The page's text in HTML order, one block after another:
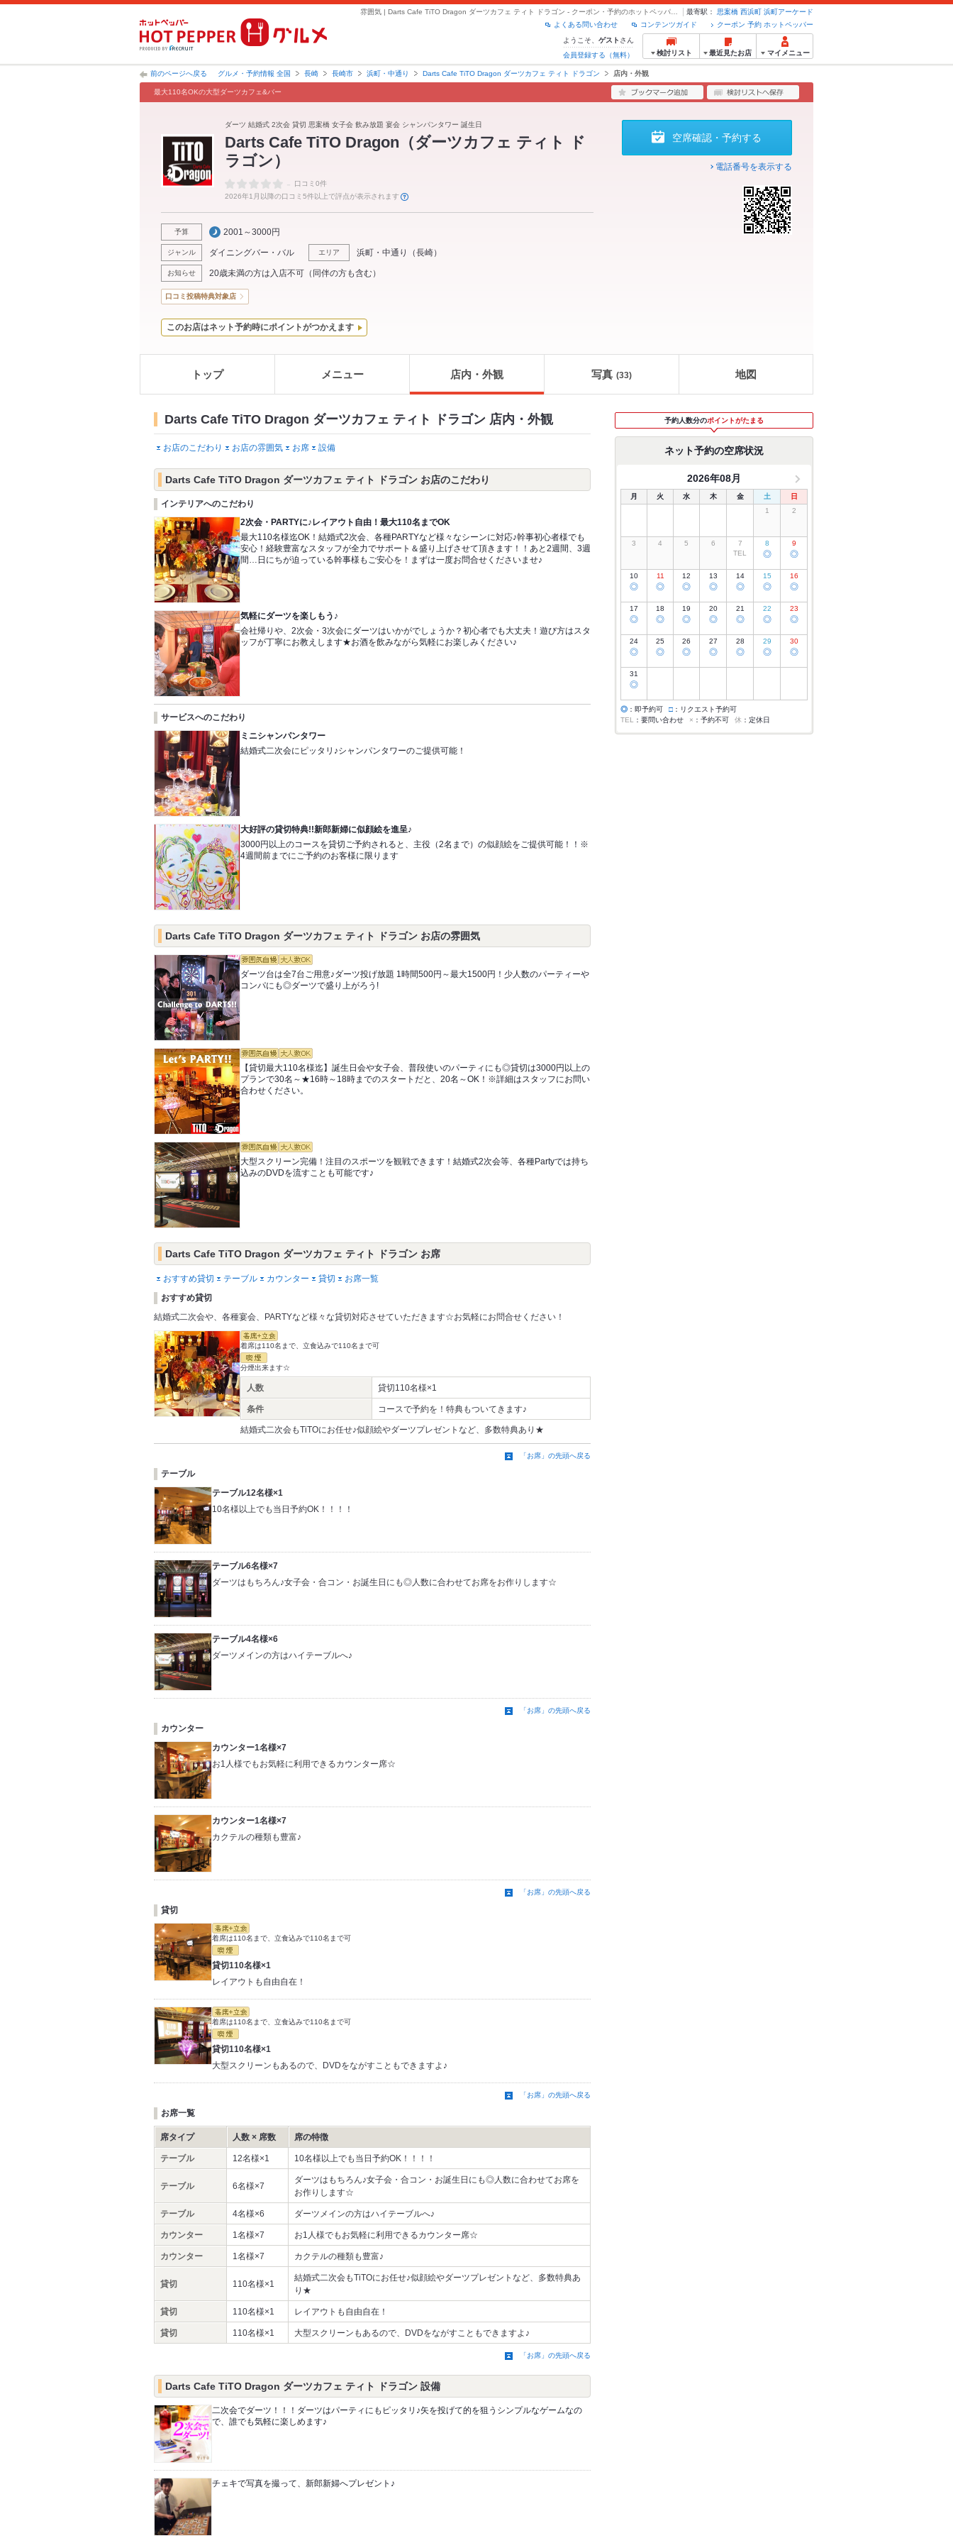
最寄駅： 思案橋 西浜町 浜町アーケード
クーポン 予約 ホットペッパー
コンテンツガイド
よくある問い合わせ
ようこそ、 ゲスト さん
会員登録する（無料）
検討リスト 最近見たお店 マイメニュー
前のページへ戻る グルメ・予約情報 全国 長崎 長崎市 浜町・中通り Darts Cafe TiTO Dragon ダーツカフェ ティト ドラゴン 店内・外観
最大110名OKの大型ダーツカフェ&バー
ダーツ 結婚式 2次会 貸切 思案橋 女子会 飲み放題 宴会 シャンパンタワー 誕生日
Darts Cafe TiTO Dragon（ダーツカフェ ティト ド
ラゴン）
-
口コミ0件
2026年1月以降の口コミ5件以上で評点が表示されます
予算 2001～3000円
ジャンル ダイニングバー・バル エリア 浜町・中通り （長崎）
お知らせ 20歳未満の方は入店不可（同伴の方も含む）
空席確認・予約する
電話番号を表示する
口コミ投稿特典対象店
このお店はネット予約時にポイントがつかえます
トップ メニュー 店内・外観 写真 (33) 地図
Darts Cafe TiTO Dragon ダーツカフェ ティト ドラゴン 店内・外観
お店のこだわり お店の雰囲気 お席 設備
Darts Cafe TiTO Dragon ダーツカフェ ティト ドラゴン お店のこだわり
インテリアへのこだわり
2次会・PARTYに♪レイアウト自由！最大110名までOK
最大110名様迄OK！結婚式2次会、各種PARTYなど様々なシーンに対応♪幹事初心者様でも
安心！経験豊富なスタッフが全力でサポート＆盛り上げさせて頂きます！！あと2週間、3週
間…日にちが迫っている幹事様もご安心を！まずは一度お問合せくださいませ♪
気軽にダーツを楽しもう♪
会社帰りや、2次会・3次会にダーツはいかがでしょうか？初心者でも大丈夫！遊び方はスタ
ッフが丁寧にお教えします★お酒を飲みながら気軽にお楽しみください♪
サービスへのこだわり
ミニシャンパンタワー
結婚式二次会にピッタリ♪シャンパンタワーのご提供可能！
大好評の貸切特典!!新郎新婦に似顔絵を進呈♪
3000円以上のコースを貸切ご予約されると、主役（2名まで）の似顔絵をご提供可能！！※
4週間前までにご予約のお客様に限ります
Darts Cafe TiTO Dragon ダーツカフェ ティト ドラゴン お店の雰囲気
ダーツ台は全7台ご用意♪ダーツ投げ放題 1時間500円～最大1500円！少人数のパーティーや
コンパにも◎ダーツで盛り上がろう!
【貸切最大110名様迄】誕生日会や女子会、普段使いのパーティにも◎貸切は3000円以上の
プランで30名～★16時～18時までのスタートだと、20名～OK！※詳細はスタッフにお問い
合わせください。
大型スクリーン完備！注目のスポーツを観戦できます！結婚式2次会等、各種Partyでは持ち
込みのDVDを流すことも可能です♪
Darts Cafe TiTO Dragon ダーツカフェ ティト ドラゴン お席
おすすめ貸切 テーブル カウンター 貸切
お席一覧
おすすめ貸切
結婚式二次会や、各種宴会、PARTYなど様々な貸切対応させていただきます☆お気軽にお問合せください！
着席は110名まで、立食込みで110名まで可
分煙出来ます☆
人数 貸切110名様×1
条件 コースで予約を！特典もついてきます♪
結婚式二次会もTiTOにお任せ♪似顔絵やダーツプレゼントなど、多数特典あり★
「お席」の先頭へ戻る
テーブル
テーブル12名様×1
10名様以上でも当日予約OK！！！！
テーブル6名様×7
ダーツはもちろん♪女子会・合コン・お誕生日にも◎人数に合わせてお席をお作りします☆
テーブル4名様×6
ダーツメインの方はハイテーブルへ♪
「お席」の先頭へ戻る
カウンター
カウンター1名様×7
お1人様でもお気軽に利用できるカウンター席☆
カウンター1名様×7
カクテルの種類も豊富♪
「お席」の先頭へ戻る
貸切
着席は110名まで、立食込みで110名まで可
貸切110名様×1
レイアウトも自由自在！
着席は110名まで、立食込みで110名まで可
貸切110名様×1
大型スクリーンもあるので、DVDをながすこともできますよ♪
「お席」の先頭へ戻る
お席一覧
席タイプ 人数 × 席数 席の特徴
テーブル 12名様×1 10名様以上でも当日予約OK！！！！
テーブル 6名様×7
ダーツはもちろん♪女子会・合コン・お誕生日にも◎人数に合わせてお席を
お作りします☆
テーブル 4名様×6 ダーツメインの方はハイテーブルへ♪
カウンター 1名様×7 お1人様でもお気軽に利用できるカウンター席☆
カウンター 1名様×7 カクテルの種類も豊富♪
貸切 110名様×1
結婚式二次会もTiTOにお任せ♪似顔絵やダーツプレゼントなど、多数特典あ
り★
貸切 110名様×1 レイアウトも自由自在！
貸切 110名様×1 大型スクリーンもあるので、DVDをながすこともできますよ♪
「お席」の先頭へ戻る
Darts Cafe TiTO Dragon ダーツカフェ ティト ドラゴン 設備
二次会でダーツ！！！ダーツはパーティにもピッタリ♪矢を投げて的を狙うシンプルなゲームなの
で、誰でも気軽に楽しめます♪
チェキで写真を撮って、新郎新婦へプレゼント♪
予約人数分のポイントがたまる
ネット予約の空席状況
2026年08月
月 火 水 木 金 土
日
1
2
3 4 5 6
7
TEL
8
◎
9
◎
10
◎
11
◎
12
◎
13
◎
14
◎
15
◎
16
◎
17
◎
18
◎
19
◎
20
◎
21
◎
22
◎
23
◎
24
◎
25
◎
26
◎
27
◎
28
◎
29
◎
30
◎
31
◎
◎ ：即予約可 □ ：リクエスト予約可
TEL
：要問い合わせ × ：予約不可 休 ：定休日